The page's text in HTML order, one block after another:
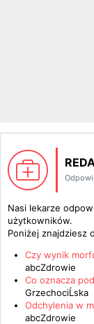
Nasi lekarze
użytkowników.
Poniżej znajdziesz
Czy wynik
abcZdrowie
Co oznacza
GrzechociĹska
Odchylenia w
abcZdrowie